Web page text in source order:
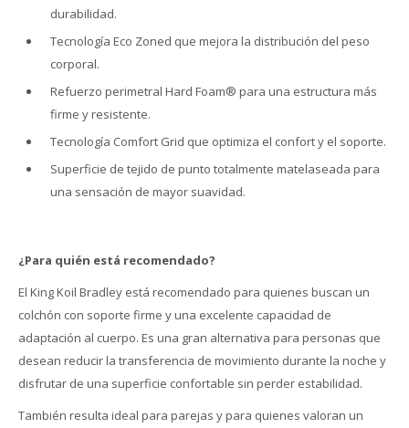
durabilidad.
Tecnología Eco Zoned que mejora la distribución del peso
corporal.
Refuerzo perimetral Hard Foam® para una estructura más
firme y resistente.
Tecnología Comfort Grid que optimiza el confort y el soporte.
Superficie de tejido de punto totalmente matelaseada para
una sensación de mayor suavidad.
¿Para quién está recomendado?
El King Koil Bradley está recomendado para quienes buscan un
colchón con soporte firme y una excelente capacidad de
adaptación al cuerpo. Es una gran alternativa para personas que
desean reducir la transferencia de movimiento durante la noche y
disfrutar de una superficie confortable sin perder estabilidad.
También resulta ideal para parejas y para quienes valoran un